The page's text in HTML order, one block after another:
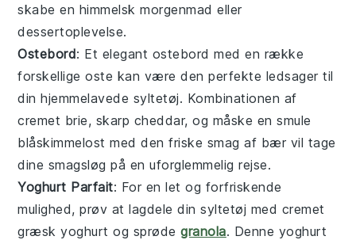
skabe en himmelsk morgenmad eller
dessertoplevelse.
Ostebord: Et elegant ostebord med en række
forskelligeoste kan være den perfekte ledsager til
din hjemmelavede syltetøj. Kombinationen af
cremet brie, skarp cheddar, og måske en smule
blåskimmelost med den friske smag af bær vil tage
dine smagsløg på en uforglemmelig rejse.
Yoghurt Parfait: For en let og forfriskende
mulighed, prøv at lagdele dinsyltetøj med cremet
græsk yoghurt og sprødegranola. Denne yoghurt